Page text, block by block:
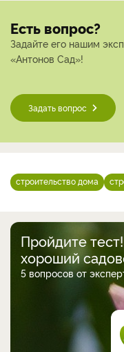
Есть вопрос?
Задайте его нашим
«Антонов Сад»!
Задать вопрос
строительство дома
Пройдите
хороший
5 вопросов от